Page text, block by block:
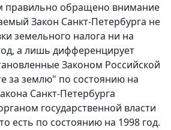
правильно обращено внимание
Закон Санкт-Петербурга не
земельного налога ни на
а лишь дифференцирует
Законом Российской
за землю" по состоянию на
Санкт-Петербурга
государственной власти
есть по состоянию на 1998 год.